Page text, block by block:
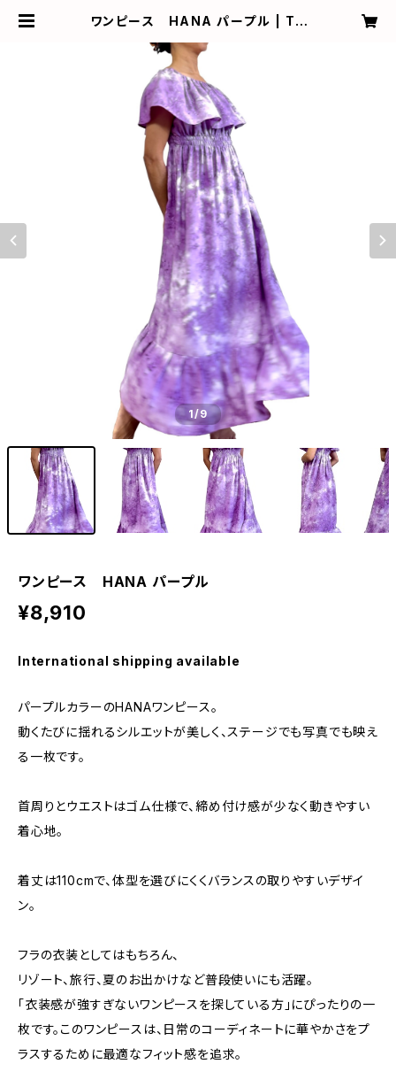
ワンピース HANA パープル | TO
1/9
ワンピース HANA パープル
¥8,910
International shipping available
パープルカラーのHANAワンピース。
動くたびに揺れるシルエットが美しく、ステージでも写真でも映え
る一枚です。
首周りとウエストはゴム仕様で、締め付け感が少なく動きやすい
着心地。
着丈は110cmで、体型を選びにくくバランスの取りやすいデザイ
ン。
フラの衣装としてはもちろん、
リゾート、旅行、夏のお出かけなど普段使いにも活躍。
「衣装感が強すぎないワンピースを探している方」にぴったりの一
枚です。このワンピースは、日常のコーディネートに華やかさをプ
ラスするために最適なフィット感を追求。